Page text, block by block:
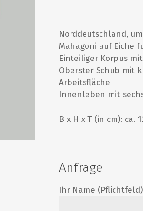
Norddeutschland,
Mahagoni auf Eiche
Einteiliger Korpus
Oberster Schub mit
Arbeitsfläche
Innenleben mit
B x H x T (in cm): ca.
Anfrage
Ihr Name (Pflichtfeld)